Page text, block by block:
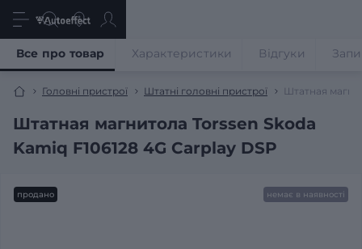
Головні пристрої Штатні головні пристрої Штатная
Штатная магнитола Torssen Skoda
Kamiq F106128 4G Carplay DSP
Все про товар Характеристики Відгуки
продано немає в наявності